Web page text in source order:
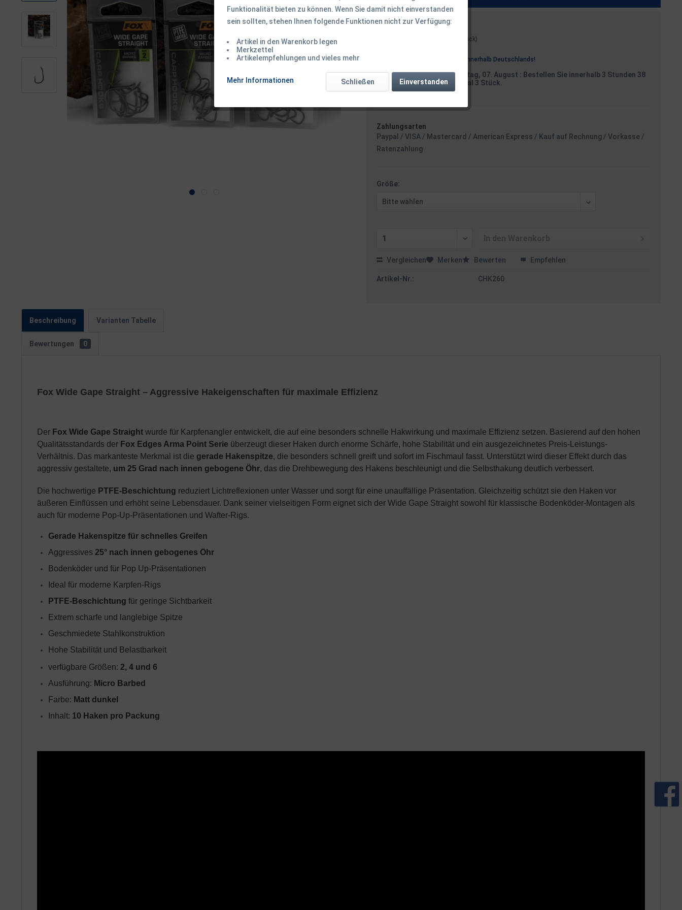
3,75 € *
10 Stück (0,38 € * / 1 Stück)
innerhalb Deutschlands!
Versand am Freitag, 07. August : Bestellen Sie innerhalb 3 Stunden 38
Minuten - maximal 3 Stück.
Zahlungsarten
Paypal / VISA / Mastercard / American Express / Kauf auf Rechnung / Vorkasse /
Ratenzahlung
Größe:
Vergleichen Merken Bewerten Empfehlen
Artikel-Nr.: CHK260
Beschreibung Varianten Tabelle
Bewertungen 0
Fox Wide Gape Straight – Aggressive Hakeigenschaften für maximale Effizienz
Der Fox Wide Gape Straight wurde für Karpfenangler entwickelt, die auf eine besonders schnelle Hakwirkung und maximale Effizienz setzen. Basierend auf den hohen
Qualitätsstandards der Fox Edges Arma Point Serie überzeugt dieser Haken durch enorme Schärfe, hohe Stabilität und ein ausgezeichnetes Preis-Leistungs-
Verhältnis. Das markanteste Merkmal ist die gerade Hakenspitze, die besonders schnell greift und sofort im Fischmaul fasst. Unterstützt wird dieser Effekt durch das
aggressiv gestaltete, um 25 Grad nach innen gebogene Öhr, das die Drehbewegung des Hakens beschleunigt und die Selbsthakung deutlich verbessert.
Die hochwertige PTFE-Beschichtung reduziert Lichtreflexionen unter Wasser und sorgt für eine unauffällige Präsentation. Gleichzeitig schützt sie den Haken vor
äußeren Einflüssen und erhöht seine Lebensdauer. Dank seiner vielseitigen Form eignet sich der Wide Gape Straight sowohl für klassische Bodenköder-Montagen als
auch für moderne Pop-Up-Präsentationen und Wafter-Rigs.
Gerade Hakenspitze für schnelles Greifen
Aggressives 25° nach innen gebogenes Öhr
Bodenköder und für Pop Up-Präsentationen
deal für moderne Karpfen-Rigs
PTFE-Beschichtung für geringe Sichtbarkeit
Extrem scharfe und langlebige Spitze
Geschmiedete Stahlkonstruktion
Hohe Stabilität und Belastbarkeit
verfügbare Größen: 2, 4 und 6
Ausführung: Micro Barbed
Farbe: Matt dunkel
Inhalt: 10 Haken pro Packung
Funktionalität bieten zu können. Wenn Sie damit nicht einverstanden
sein sollten, stehen Ihnen folgende Funktionen nicht zur Verfügung:
Artikel in den Warenkorb legen
Merkzettel
Artikelempfehlungen und vieles mehr
Mehr Informationen Einverstanden
Schließen